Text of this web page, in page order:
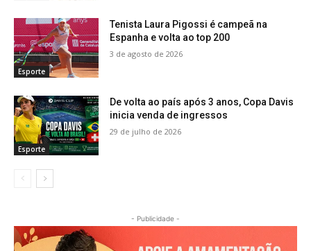
Esporte
Tenista Laura Pigossi é campeã na
Espanha e volta ao top 200
3 de agosto de 2026
Esporte
De volta ao país após 3 anos, Copa Davis
inicia venda de ingressos
29 de julho de 2026
- Publicidade -